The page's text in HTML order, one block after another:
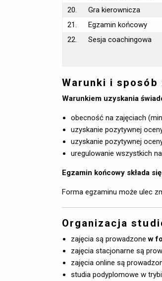
20.
Gra kierownicza
21.
Egzamin końcowy
22.
Sesja coachingowa
Warunki i
Warunkiem uzyskania
obecność na zajęciach
uzyskanie pozytywnej
uzyskanie pozytywnej
uregulowanie wszystkich
Egzamin końcowy składa
Forma egzaminu może ulec
Organizacja
zajęcia są prowadzonew
zajęcia stacjonarne są
zajęcia online są
studia podyplomowe w